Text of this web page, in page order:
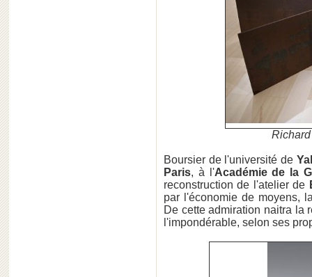
Boursier de l'université de
Paris, à l'Académie de la
reconstruction de l'atelier de
par l'économie de moyens,
De cette admiration naitra la
l'impondérable, selon ses